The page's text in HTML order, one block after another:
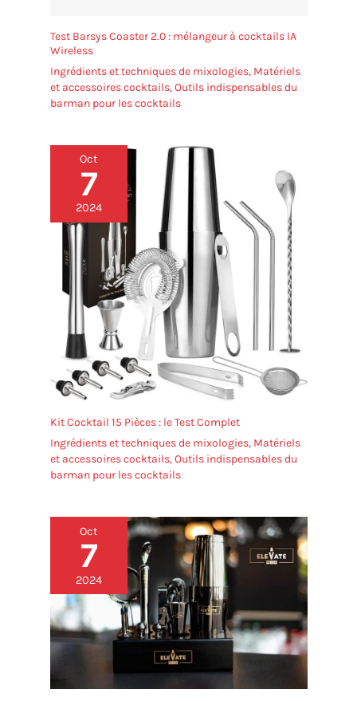
Test Barsys Coaster 2.0 : mélangeur à cocktails IA
Wireless
Ingrédients et techniques de mixologies, Matériels
et accessoires cocktails,Outils indispensables du
barman pour les cocktails
Oct
7
2024
Kit Cocktail 15 Pièces : le Test Complet
Ingrédients et techniques de mixologies, Matériels
et accessoires cocktails,Outils indispensables du
barman pour les cocktails
Oct
7
2024